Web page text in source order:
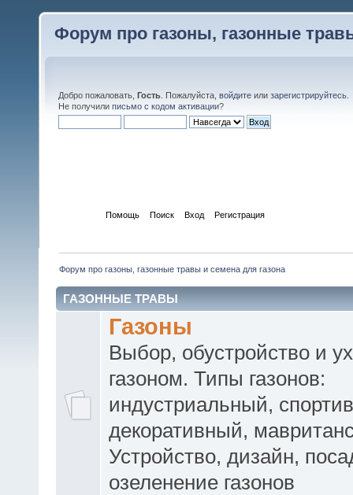
Форум про газоны, газонные
Добро пожаловать, Гость . Пожалуйста, войдите или зарегистрируйтесь
Не получили письмо с кодом активации?
Помощь Поиск Вход Регистрация
Форум про газоны, газонные травы и семена для газона
ГАЗОННЫЕ ТРАВЫ
Газоны
Выбор, обустройство и
газоном. Типы газонов:
индустриальный,
декоративный,
Устройство, дизайн,
озеленение газонов